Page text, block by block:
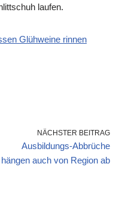
laufen.
Glühweine rinnen
NÄCHSTER BEITRAG
Ausbildungs-Abbrüche
hängen auch von Region ab